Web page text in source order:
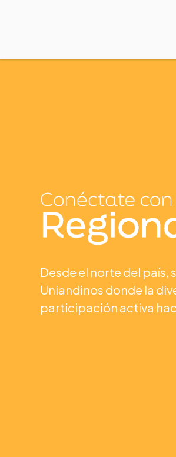
Desde el norte del país,
Uniandinos donde la
participación activa